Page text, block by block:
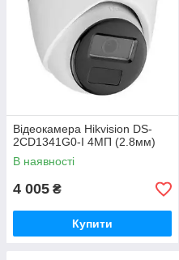
Відеокамера Hikvision DS-
2CD1341G0-I 4МП (2.8мм)
В наявності
4 005 ₴
Купити